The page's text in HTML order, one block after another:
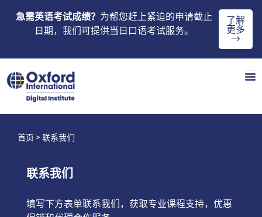
急需英语考试成绩？ 为帮您赶上紧迫的申请截止
日期，我们可提供当日口语考试服务。
了解
更多
→
首页 > 联系我们
联系我们
填写下方表单联系我们，获取专业课程支持，优惠